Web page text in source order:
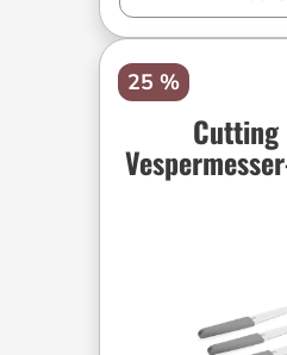
25 %
Cutting